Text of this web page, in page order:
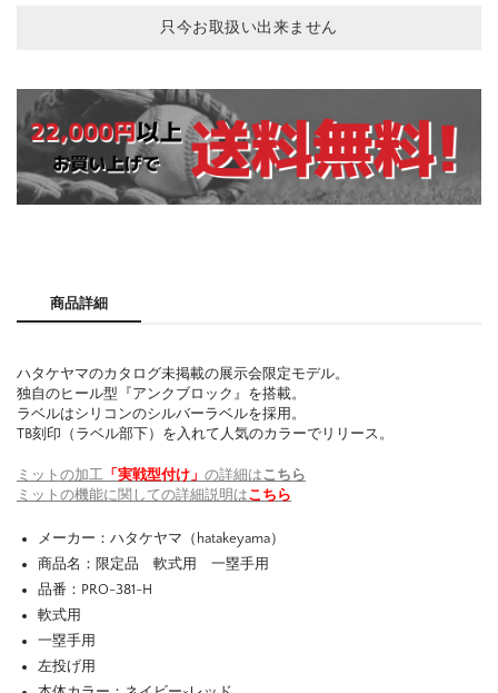
只今お取扱い出来ません
商品詳細
ハタケヤマのカタログ未掲載の展示会限定モデル。
独自のヒール型『アンクブロック』を搭載。
ラベルはシリコンのシルバーラベルを採用。
TB刻印（ラベル部下）を入れて人気のカラーでリリース。
ミットの加工 「実戦型付け」 の詳細はこちら
ミットの機能に関しての詳細説明はこちら
メーカー：ハタケヤマ（hatakeyama）
商品名：限定品 軟式用 一塁手用
品番：PRO-381-H
軟式用
一塁手用
左投げ用